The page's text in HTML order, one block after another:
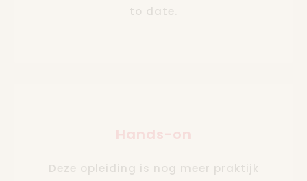
to date.
Hands-on
Deze opleiding is nog meer praktijk